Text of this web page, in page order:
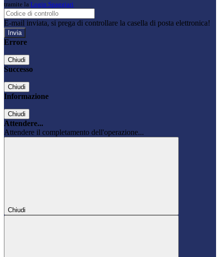
tramite la Login Spaggiari
E-mail inviata, si prega di controllare la casella di posta elettronica!
Errore
Chiudi
Successo
Chiudi
Informazione
Chiudi
Attendere...
Attendere il completamento dell'operazione...
Chiudi